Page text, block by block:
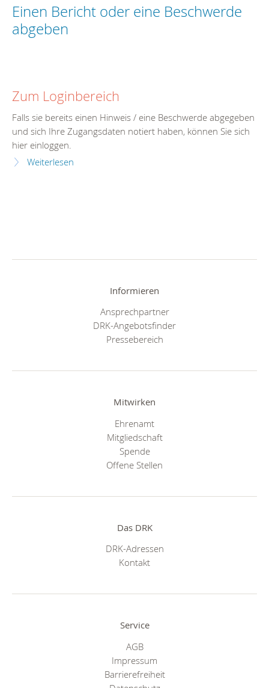
Einen Bericht oder eine Beschwerde
abgeben
Zum Loginbereich
Falls sie bereits einen Hinweis / eine Beschwerde abgegeben
und sich Ihre Zugangsdaten notiert haben, können Sie sich
hier einloggen.
Weiterlesen
Informieren
Ansprechpartner
DRK-Angebotsfinder
Pressebereich
Mitwirken
Ehrenamt
Mitgliedschaft
Spende
Offene Stellen
Das DRK
DRK-Adressen
Kontakt
Service
AGB
Impressum
Barrierefreiheit